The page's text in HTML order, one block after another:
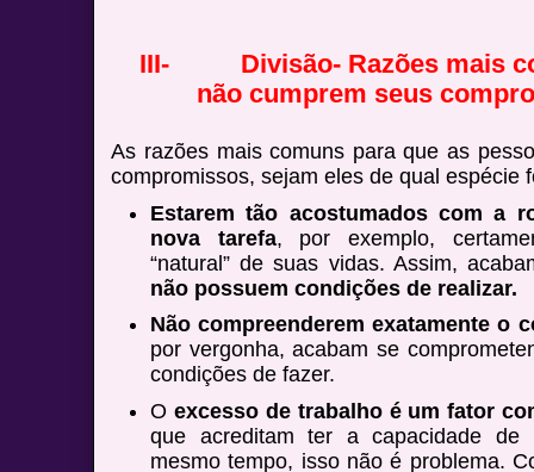
III-
Divisão- Razões mais
não cumprem seus
As razões mais comuns para que as
compromissos, sejam eles de qual espécie
Estarem tão acostumados com a
nova tarefa, por exemplo,
“natural” de suas vidas. Assim,
não possuem condições de realizar.
Não compreenderem exatamente o
por vergonha, acabam se
condições de fazer.
O excesso de trabalho é um fator
que acreditam ter a capacidade de
mesmo tempo, isso não é problema.